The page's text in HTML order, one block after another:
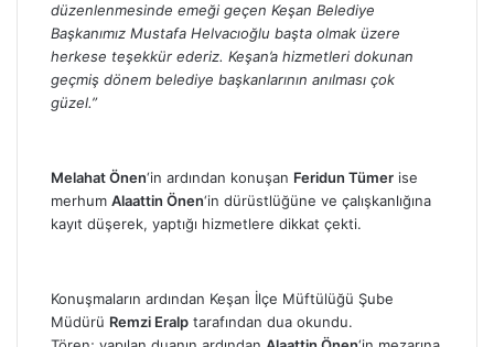
düzenlenmesinde emeği geçen Keşan Belediye
Başkanımız Mustafa Helvacıoğlu başta olmak üzere
herkese teşekkür ederiz. Keşan’a hizmetleri dokunan
geçmiş dönem belediye başkanlarının anılması çok
güzel.”
Melahat Önen‘in ardından konuşan Feridun Tümer ise
merhum Alaattin Önen‘in dürüstlüğüne ve çalışkanlığına
kayıt düşerek, yaptığı hizmetlere dikkat çekti.
Konuşmaların ardından Keşan İlçe Müftülüğü Şube
Müdürü Remzi Eralp tarafından dua okundu.